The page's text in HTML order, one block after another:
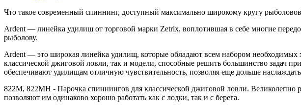
Что такое современный спиннинг, доступный максимально широкому кругу
Ardent — линейка удилищ от торговой марки Zetrix, воплотившая в себе многие
рыболову.
Ardent — это широкая линейка удилищ, которые обладают всем набором
классической джиговой ловли, так и модели, способные решить большинство задач
обеспечивают удилищам отличную чувствительность, позволяя еще дольше
822M, 822MH - Парочка спиннингов для классической джиговой ловли.
позволяют им одинаково хорошо работать как с лодки, так и с берега.